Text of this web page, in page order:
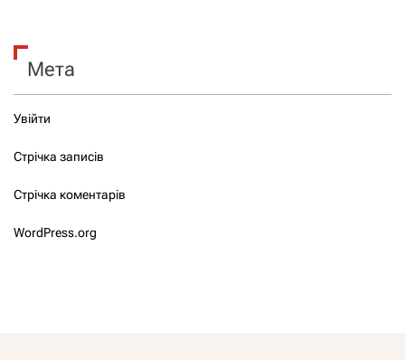
Мета
Увійти
Стрічка записів
Стрічка коментарів
WordPress.org